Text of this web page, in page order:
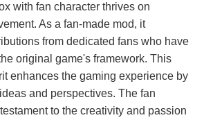
with fan character thrives on
As a fan-made mod, it
from dedicated fans who have
original game's framework. This
enhances the gaming experience by
and perspectives. The fan
to the creativity and passion